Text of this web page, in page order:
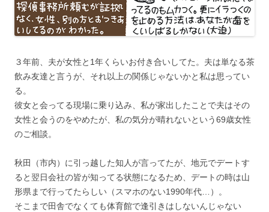
３年前、夫が女性と1年くらいお付き合いしてた。夫は単なる茶
飲み友達と言うが、それ以上の関係じゃないかと私は思ってい
る。
彼女と会ってる現場に乗り込み、私が家出したことで夫はその
女性と会うのをやめたが、私の気分が晴れないという69歳女性
のご相談。
秋田（市内）に引っ越した知人が言ってたが、地元でデートす
ると翌日会社の皆が知ってる状態になるため、デートの時は山
形県まで行ってたらしい（スマホのない1990年代…）。
そこまで田舎でなくても体育館で逢引きはしないんじゃない